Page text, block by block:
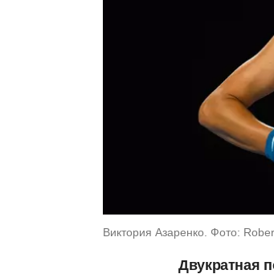
Виктория Азаренко. Фото:
Двукратная